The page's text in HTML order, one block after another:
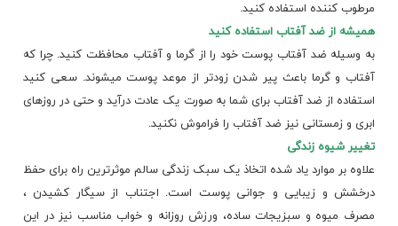
مرطوب کننده استفاده کنید.
همیشه از ضد آفتاب استفاده کنید
به وسیله ضد آفتاب پوست خود را از گرما و آفتاب محافظت کنید. چرا که
آفتاب و گرما باعث پیر شدن زودتر از موعد پوست میشوند. سعی کنید
استفاده از ضد آفتاب برای شما به صورت یک عادت درآید و حتی در روزهای
ابری و زمستانی نیز ضد آفتاب را فراموش نکنید.
تغییر شیوه زندگی
علاوه بر موارد یاد شده اتخاذ یک سبک زندگی سالم موثرترین راه برای حفظ
درخشش و زیبایی و جوانی پوست است. اجتناب از سیگار کشیدن ،
مصرف میوه و سبزیجات ساده، ورزش روزانه و خواب مناسب نیز در این